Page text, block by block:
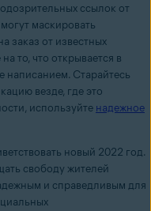
ссылок от
маскировать
заказ от известных
то, что открывается в
написанием. Старайтесь
везде, где это
используйте надежное
новый 2022 год.
свободу жителей
и справедливым для